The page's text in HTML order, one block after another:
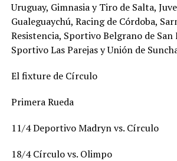
Uruguay, Gimnasia y Tiro de Salta,
Gualeguaychú, Racing de Córdoba,
Resistencia, Sportivo Belgrano de San
Sportivo Las Parejas y Unión de
El fixture de Círculo
Primera Rueda
11/4 Deportivo Madryn vs. Círculo
18/4 Círculo vs. Olimpo